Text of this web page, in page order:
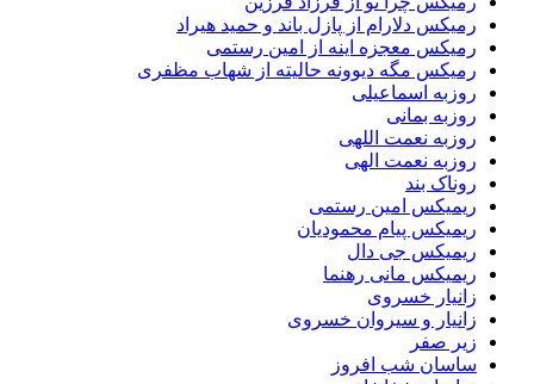
رمیکس دلارام از پازل باند و حمید هیراد
رمیکس معجزه اینه از امین رستمی
رمیکس مگه دیوونه حالیته از شهاب مظفری
روزبه اسماعیلی
روزبه بمانی
روزبه نعمت اللهی
روزبه نعمت الهی
روناک بند
ریمیکس امین رستمی
ریمیکس پیام محمودیان
ریمیکس جی دال
ریمیکس مانی رهنما
زانیار خسروی
زانیار و سیروان خسروی
زیر صفر
ساسان شب افروز